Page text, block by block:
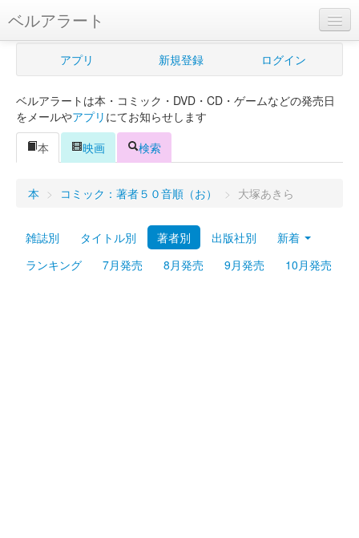
ベルアラート
ベルアラートとは
新規登録
ログイン
Myシェルフ
プレミアム
アプリ 新規登録 ログイン
ベルアラートは本・コミック・DVD・CD・ゲームなどの発売日
をメールやアプリ にてお知らせします
本
映画 検索
本 > コミック：著者５０音順（お） > 大塚あきら
雑誌別 タイトル別 著者別 出版社別
新着
ランキング
7月発売 8月発売 9月発売 10月発売